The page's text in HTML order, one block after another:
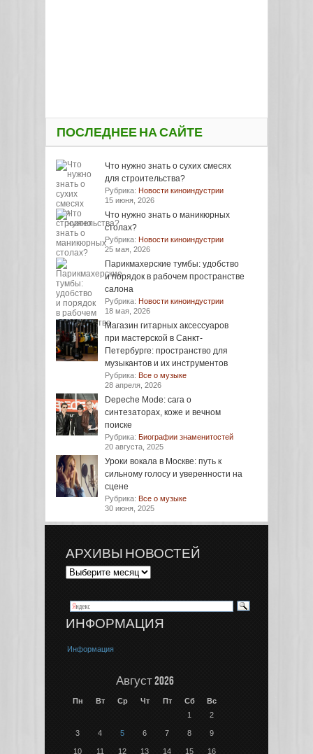
ПОСЛЕДНЕЕ НА САЙТЕ
Что нужно знать о сухих смесях
для строительства?
Рубрика: Новости киноиндустрии
15 июня, 2026
Что нужно знать о маникюрных
столах?
Рубрика: Новости киноиндустрии
25 мая, 2026
Парикмахерские тумбы: удобство
и порядок в рабочем пространстве
салона
Рубрика: Новости киноиндустрии
18 мая, 2026
Магазин гитарных аксессуаров
при мастерской в Санкт-
Петербурге: пространство для
музыкантов и их инструментов
Рубрика: Все о музыке
28 апреля, 2026
Depeche Mode: сага о
синтезаторах, коже и вечном
поиске
Рубрика: Биографии знаменитостей
20 августа, 2025
Уроки вокала в Москве: путь к
сильному голосу и уверенности на
сцене
Рубрика: Все о музыке
30 июня, 2025
АРХИВЫ НОВОСТЕЙ
ИНФОРМАЦИЯ
Информация
Август 2026
Пн Вт Ср Чт Пт Сб
Вс
1
2
3 4 5 6 7 8 9
10 11 12 13 14 15 16